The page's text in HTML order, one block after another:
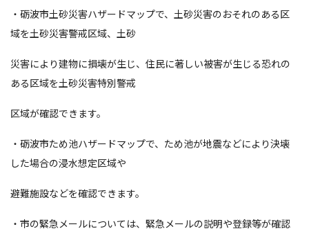
・砺波市土砂災害ハザードマップで、土砂災害のおそれのある区
域を土砂災害警戒区域、土砂
災害により建物に損壊が生じ、住民に著しい被害が生じる恐れの
ある区域を土砂災害特別警戒
区域が確認できます。
・砺波市ため池ハザードマップで、ため池が地震などにより決壊
した場合の浸水想定区域や
避難施設などを確認できます。
・市の緊急メールについては、緊急メールの説明や登録等が確認